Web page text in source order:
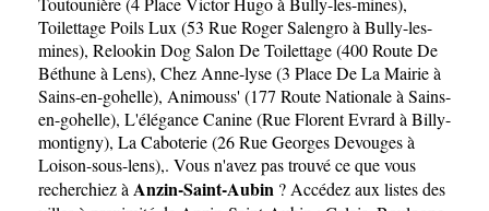
Toilettage Poils Lux (53 Rue Roger Salengro à Bully-les-
mines), Relookin Dog Salon De Toilettage (400 Route De
Béthune à Lens), Chez Anne-lyse (3 Place De La Mairie à
Sains-en-gohelle), Animouss' (177 Route Nationale à Sains-
en-gohelle), L'élégance Canine (Rue Florent Evrard à Billy-
montigny), La Caboterie (26 Rue Georges Devouges à
Loison-sous-lens),. Vous n'avez pas trouvé ce que vous
recherchiez à Anzin-Saint-Aubin ? Accédez aux listes des